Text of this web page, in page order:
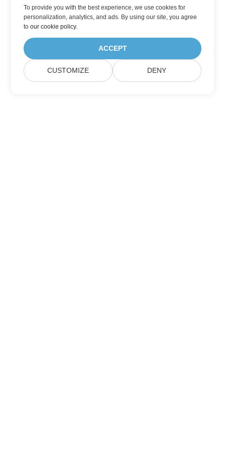
To provide you with the best experience, we use cookies for
personalization, analytics, and ads. By using our site, you agree
toour cookie policy.
ACCEPT
CUSTOMIZE DENY